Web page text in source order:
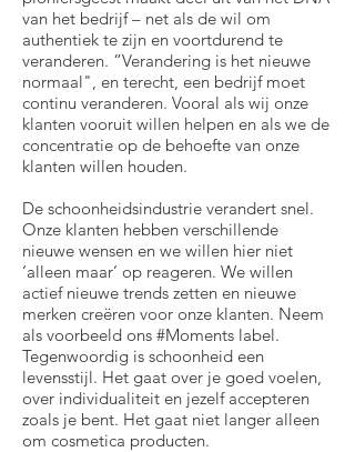
van het bedrijf – net als de wil om
authentiek te zijn en voortdurend te
veranderen. “Verandering is het nieuwe
normaal", en terecht, een bedrijf moet
continu veranderen. Vooral als wij onze
klanten vooruit willen helpen en als we de
concentratie op de behoefte van onze
klanten willen houden.
De schoonheidsindustrie verandert snel.
Onze klanten hebben verschillende
nieuwe wensen en we willen hier niet
‘alleen maar’ op reageren. We willen
actief nieuwe trends zetten en nieuwe
merken creëren voor onze klanten. Neem
als voorbeeld ons #Moments label.
Tegenwoordig is schoonheid een
levensstijl. Het gaat over je goed voelen,
over individualiteit en jezelf accepteren
zoals je bent. Het gaat niet langer alleen
om cosmetica producten.